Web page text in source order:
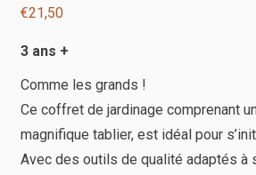
€21,50
3 ans +
Comme les grands !
Ce coffret de jardinage comprenant
magnifique tablier, est idéal pour
Avec des outils de qualité adaptés à